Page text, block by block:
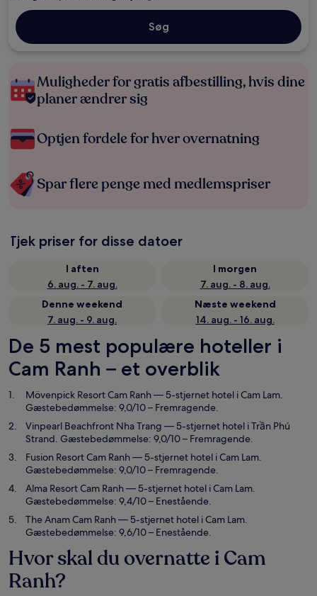
Søg
Muligheder for gratis afbestilling, hvis dine
planer ændrer sig
Optjen fordele for hver overnatning
Spar flere penge med medlemspriser
Tjek priser for disse datoer
I aften
6. aug. - 7. aug.
I morgen
7. aug. - 8. aug.
Denne weekend
7. aug. - 9. aug.
Næste weekend
14. aug. - 16. aug.
De 5 mest populære hoteller i
Cam Ranh – et overblik
Mövenpick Resort Cam Ranh— 5-stjernet hotel i Cam Lam.
Gæstebedømmelse: 9,0/10 – Fremragende.
Vinpearl Beachfront Nha Trang — 5-stjernet hotel i Trần Phú
Strand. Gæstebedømmelse: 9,0/10 – Fremragende.
Fusion Resort Cam Ranh— 5-stjernet hotel i Cam Lam.
Gæstebedømmelse: 9,0/10 – Fremragende.
Alma Resort Cam Ranh— 5-stjernet hotel i Cam Lam.
Gæstebedømmelse: 9,4/10 – Enestående.
The Anam Cam Ranh— 5-stjernet hotel i Cam Lam.
Gæstebedømmelse: 9,6/10 – Enestående.
Hvor skal du overnatte i Cam
Ranh?